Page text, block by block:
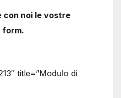
con noi le vostre
form.
title=”Modulo di